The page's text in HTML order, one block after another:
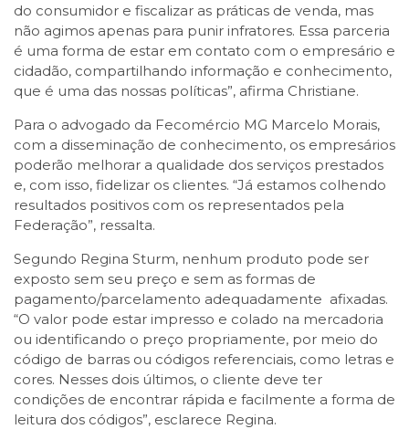
do consumidor e fiscalizar as práticas de venda, mas
não agimos apenas para punir infratores. Essa parceria
é uma forma de estar em contato com o empresário e
cidadão, compartilhando informação e conhecimento,
que é uma das nossas políticas”, afirma Christiane.
Para o advogado da Fecomércio MG Marcelo Morais,
com a disseminação de conhecimento, os empresários
poderão melhorar a qualidade dos serviços prestados
e, com isso, fidelizar os clientes. “Já estamos colhendo
resultados positivos com os representados pela
Federação”, ressalta.
Segundo Regina Sturm, nenhum produto pode ser
exposto sem seu preço e sem as formas de
pagamento/parcelamento adequadamente afixadas.
“O valor pode estar impresso e colado na mercadoria
ou identificando o preço propriamente, por meio do
código de barras ou códigos referenciais, como letras e
cores. Nesses dois últimos, o cliente deve ter
condições de encontrar rápida e facilmente a forma de
leitura dos códigos”, esclarece Regina.